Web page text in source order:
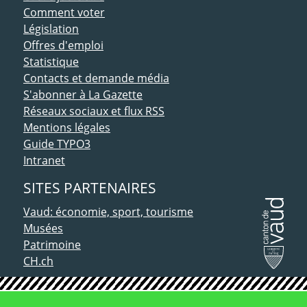
Comment voter
Législation
Offres d'emploi
Statistique
Contacts et demande média
S'abonner à La Gazette
Réseaux sociaux et flux RSS
Mentions légales
Guide TYPO3
Intranet
SITES PARTENAIRES
Vaud: économie, sport, tourisme
Musées
Patrimoine
CH.ch